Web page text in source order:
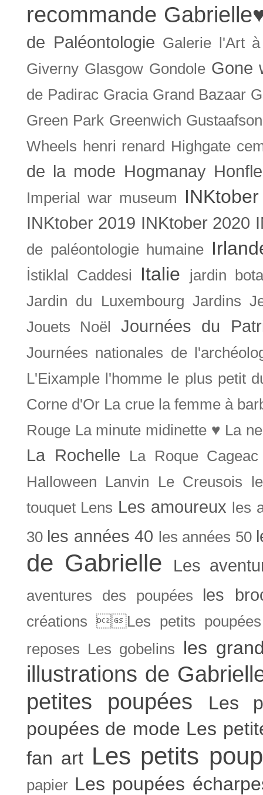
recommande
de Paléontologie Galerie l'Art
Giverny Glasgow Gondole Gone
de Padirac Gracia Grand Bazaar
Green Park Greenwich Gustaafson
Wheels henri renard Highgate
de la mode Hogmanay
Imperial war museum INKtober
INKtober 2019 INKtober 2020
de paléontologie humaine
İstiklal Caddesi Italie
jardin
Jardin du Luxembourg Jardins
Jouets Noël
Journées du
Journées nationales de
L'Eixample l'homme le plus petit
Corne d'Or La crue la femme à
Rouge La minute midinette ♥ La
La Rochelle
La Roque Cageac
Halloween
Lanvin Le Creusois
touquet Lens Les amoureux les
30 les années 40 les années 50
de Gabrielle Les
aventures des poupées les
créations Les petits
reposes Les gobelins les
illustrations de
petites poupées
Les
poupées de mode Les
fan art Les petits
papier Les poupées